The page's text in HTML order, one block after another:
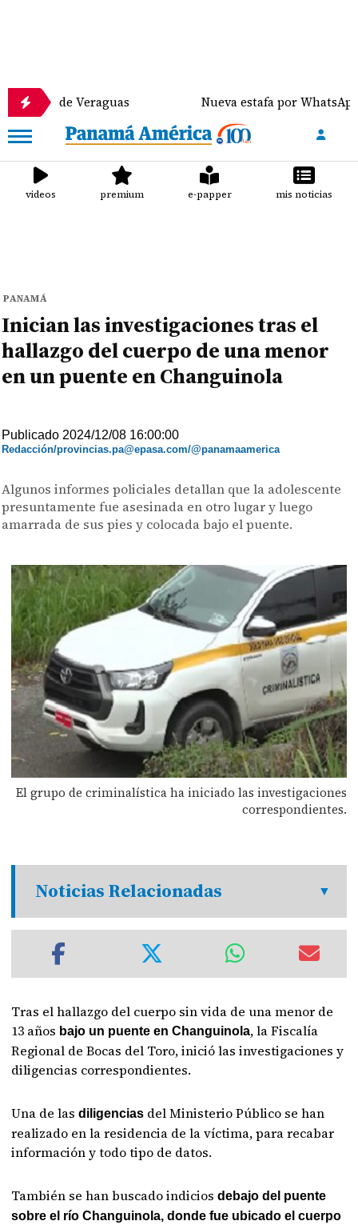
de Veraguas Nueva estafa por WhatsApp
videos premium e-papper mis noticias
PANAMÁ
Inician las investigaciones tras el
hallazgo del cuerpo de una menor
en un puente en Changuinola
Publicado 2024/12/08 16:00:00
Redacción/provincias.pa@epasa.com/@panamaamerica
Algunos informes policiales detallan que la adolescente
presuntamente fue asesinada en otro lugar y luego
amarrada de sus pies y colocada bajo el puente.
El grupo de criminalística ha iniciado las investigaciones
correspondientes.
Noticias Relacionadas
Tras el hallazgo del cuerpo sin vida de una menor de
13 años bajo un puente en Changuinola, la Fiscalía
Regional de Bocas del Toro, inició las investigaciones y
diligencias correspondientes.
Una de lasdiligencias del Ministerio Público se han
realizado en la residencia de la víctima, para recabar
información y todo tipo de datos.
También se han buscado indiciosdebajo del puente
sobre el río Changuinola, donde fue ubicado el cuerpo